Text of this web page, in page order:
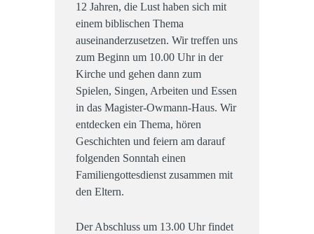
12 Jahren, die Lust haben sich mit
einem biblischen Thema
auseinanderzusetzen. Wir treffen uns
zum Beginn um 10.00 Uhr in der
Kirche und gehen dann zum
Spielen, Singen, Arbeiten und Essen
in das Magister-Owmann-Haus. Wir
entdecken ein Thema, hören
Geschichten und feiern am darauf
folgenden Sonntah einen
Familiengottesdienst zusammen mit
den Eltern.
Der Abschluss um 13.00 Uhr findet